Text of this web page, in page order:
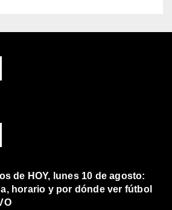
de HOY, lunes 10 de agosto:
horario y por dónde ver fútbol